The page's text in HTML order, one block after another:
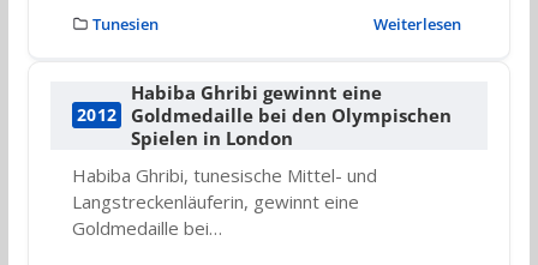
Tunesien Weiterlesen
2012
Habiba Ghribi gewinnt eine
Goldmedaille bei den Olympischen
Spielen in London
Habiba Ghribi, tunesische Mittel- und
Langstreckenläuferin, gewinnt eine
Goldmedaille bei…